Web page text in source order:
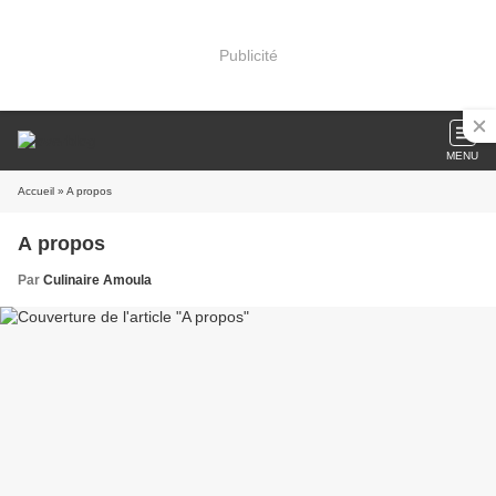
Publicité
MENU
Accueil » A propos
A propos
Par Culinaire Amoula